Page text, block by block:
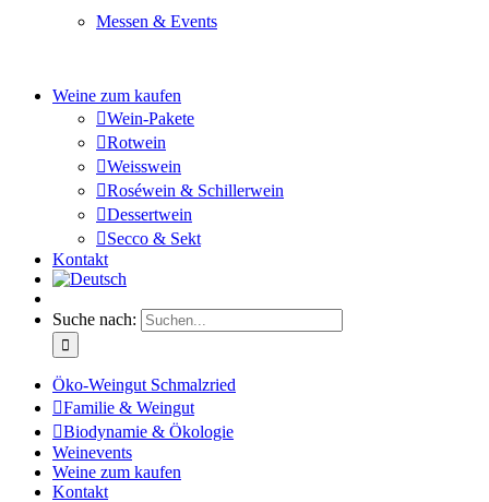
Messen & Events
Weine zum kaufen
Wein-Pakete
Rotwein
Weisswein
Roséwein & Schillerwein
Dessertwein
Secco & Sekt
Kontakt
Suche nach:
Öko-Weingut Schmalzried
Familie & Weingut
Biodynamie & Ökologie
Weinevents
Weine zum kaufen
Kontakt